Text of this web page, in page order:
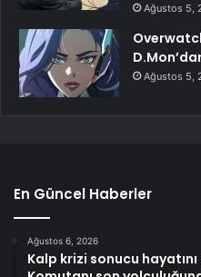
Ağustos 5,
Ağustos 5,
En Güncel Haberler
Ağustos 6, 2026
Kalp krizi sonucu